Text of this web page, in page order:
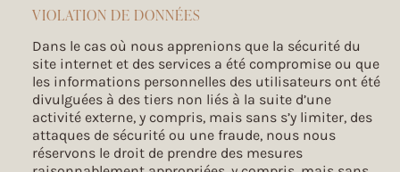
VIOLATION DE DONNÉES
Dans le cas où nous apprenions que la sécurité du
site internet et des services a été compromise ou que
les informations personnelles des utilisateurs ont été
divulguées à des tiers non liés à la suite d’une
activité externe, y compris, mais sans s’y limiter, des
attaques de sécurité ou une fraude, nous nous
réservons le droit de prendre des mesures